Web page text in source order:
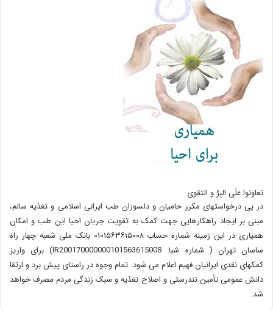
تعاونوا عَلَی البِرِّ و التقوی
در پی درخواستهای مکرر حامیان و دلسوزان طب ایرانی اسلامی و تغذیه سالم،
مبنی بر ایجاد راهکارهایی جهت کمک به تقویت جریان احیا این طب و امکان
همیاری در این زمینه شماره حساب ۰۱۰۱۵۶۳۶۱۵۰۰۸ بانک ملی شعبه چهار راه
ساسان تهران ( شماره شبا: IR200170000000101563615008) برای واریز
کمکهای نقدی ایرانیان فهیم اعلام می شود. تمام وجوه در راستای پیش برد و ارتقا
دانش عمومی تأمین تندرستی و اصلاح تغذیه و سبک زندگی مردم مصرف خواهد
شد.